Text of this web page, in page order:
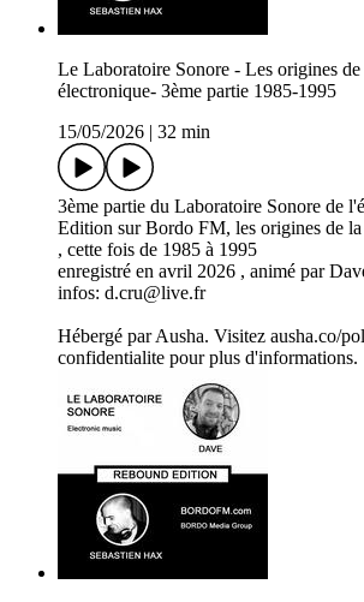
Le Laboratoire Sonore - Les origines
électronique- 3ème partie 1985-1995
15/05/2026
32 min
3ème partie du Laboratoire Sonore de
Edition sur Bordo FM, les origines de
, cette fois de 1985 à 1995
enregistré en avril 2026 , animé par
infos: d.cru@live.fr
Hébergé par Ausha. Visitez ausha.co/
confidentialite pour plus d'informations.